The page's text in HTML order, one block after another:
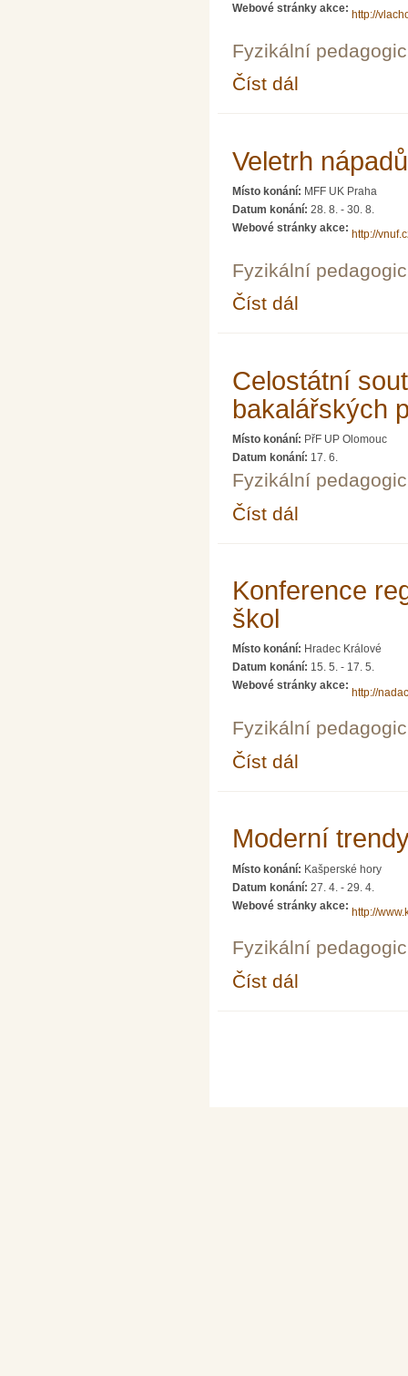
Webové stránky akce:
http://
Fyzikální
Číst dál
Veletrh
Místo konání: MFF UK Praha
Datum konání: 28. 8. - 30. 8.
Webové stránky akce:
http://
Fyzikální
Číst dál
Celostátní
bakalářských
Místo konání: PřF UP Olomouc
Datum konání: 17. 6.
Fyzikální
Číst dál
Konference
škol
Místo konání: Hradec Králové
Datum konání: 15. 5. - 17. 5.
Webové stránky akce:
http://
Fyzikální
Číst dál
Moderní
Místo konání: Kašperské hory
Datum konání: 27. 4. - 29. 4.
Webové stránky akce:
http://
Fyzikální
Číst dál